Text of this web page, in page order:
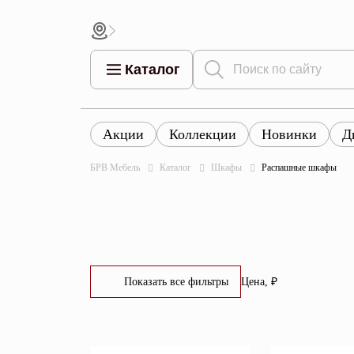
Каталог
Все товары
Комоды
Все
Все товары каталога
Акции Коллекции Новинки
БРВ Мебель Каталог Шкафы Распашные шкафы
Показать все фильтры Цена, ₽